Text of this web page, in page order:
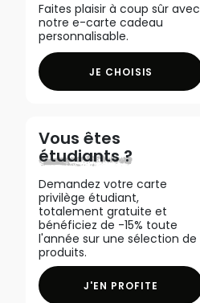
Faites plaisir à coup sûr avec
notre e-carte cadeau
personnalisable.
JE CHOISIS
Vous êtes
étudiants ?
Demandez votre carte
privilège étudiant,
totalement gratuite et
bénéficiez de -15% toute
l'année sur une sélection de
produits.
J'EN PROFITE